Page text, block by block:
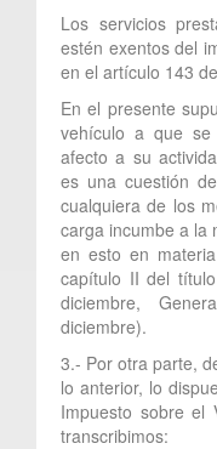
Los servicios
estén exentos del
en el artículo 143
En el presente
vehículo a que se
afecto a su
es una cuestión
cualquiera de los
carga incumbe a la
en esto en
capítulo II del
diciembre,
diciembre).
3.- Por otra parte,
lo anterior, lo
Impuesto sobre el
transcribimos: